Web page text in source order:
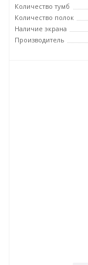
Количество тумб
Количество полок
Наличие экрана
Производитель